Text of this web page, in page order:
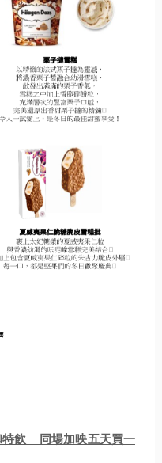
特飲 同場加映五天買一